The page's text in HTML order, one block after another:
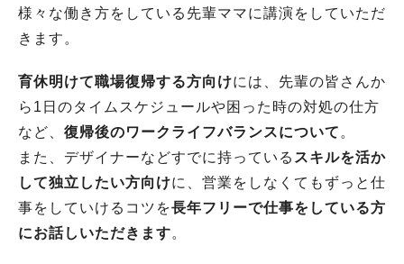
様々な働き方をしている先輩ママに講演をしていただ
きます。
育休明けて職場復帰する方向けには、先輩の皆さんか
ら1日のタイムスケジュールや困った時の対処の仕方
など、 復帰後のワークライフバランスについて 。
また、デザイナーなどすでに持っている スキルを活か
して独立したい方向けに、営業をしなくてもずっと仕
事をしていけるコツを長年フリーで仕事をしている方
にお話しいただきます。